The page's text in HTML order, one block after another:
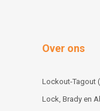
Over ons
Lockout-Tagout
Lock, Brady en